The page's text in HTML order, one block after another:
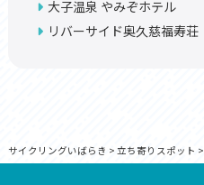
大子温泉 やみぞホテル
リバーサイド奥久慈福寿荘
サイクリングいばらき > 立ち寄りスポット >